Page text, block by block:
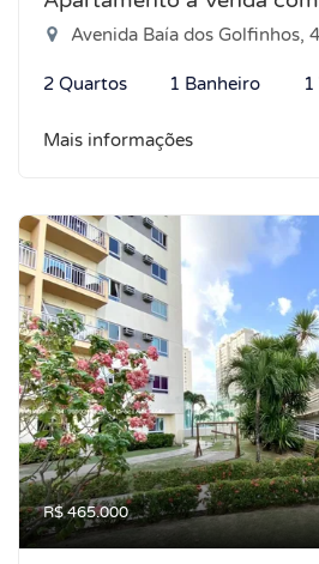
Avenida Baía dos Golfinhos, 414 -
2 Quartos 1 Banheiro 1
Mais informações
R$ 465.000